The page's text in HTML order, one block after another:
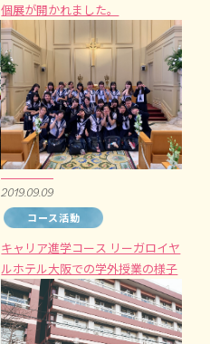
個展が開かれました。
2019.09.09
コース活動
キャリア進学コース リーガロイヤ
ルホテル大阪での学外授業の様子